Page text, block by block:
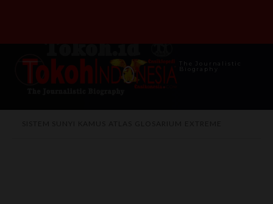
The Journalistic
Biography